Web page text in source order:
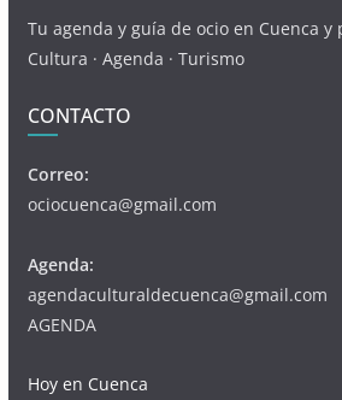
Tu agenda y guía de ocio en Cuenca y
Cultura · Agenda · Turismo
CONTACTO
Correo:
ociocuenca@gmail.com
Agenda:
agendaculturaldecuenca@gmail.com
AGENDA
Hoy en Cuenca